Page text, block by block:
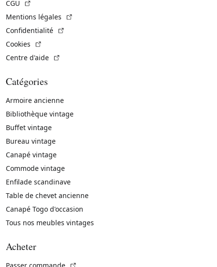
CGU
Mentions légales
Confidentialité
Cookies
Centre d'aide
Catégories
Armoire ancienne
Bibliothèque vintage
Buffet vintage
Bureau vintage
Canapé vintage
Commode vintage
Enfilade scandinave
Table de chevet ancienne
Canapé Togo d'occasion
Tous nos meubles vintages
Acheter